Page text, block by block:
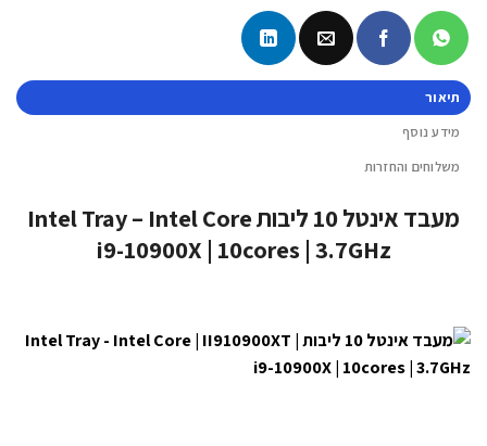
תיאור
מידע נוסף
משלוחים והחזרות
מעבד אינטל 10 ליבות Intel Tray – Intel Core
i9-10900X | 10cores | 3.7GHz